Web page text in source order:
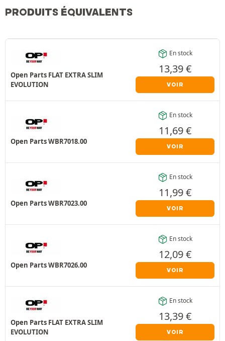
PRODUITS ÉQUIVALENTS
Open Parts FLAT EXTRA SLIM
EVOLUTION
En stock
13,39€
VOIR
Open Parts WBR7018.00
En stock
11,69€
VOIR
Open Parts WBR7023.00
En stock
11,99€
VOIR
Open Parts WBR7026.00
En stock
12,09€
VOIR
Open Parts FLAT EXTRA SLIM
EVOLUTION
En stock
13,39€
VOIR